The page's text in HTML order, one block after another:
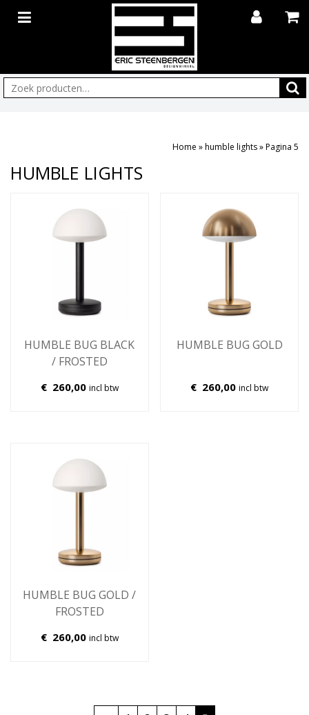
Zoeken:
Home »humble lights»Pagina 5
HUMBLE LIGHTS
HUMBLE BUG BLACK
/ FROSTED
€ 260,00 incl btw
HUMBLE BUG GOLD
€ 260,00 incl btw
HUMBLE BUG GOLD /
FROSTED
€ 260,00 incl btw